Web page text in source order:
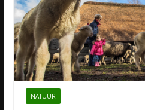
NATUUR